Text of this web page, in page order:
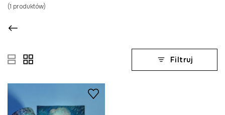
(1 produktów)
Filtruj